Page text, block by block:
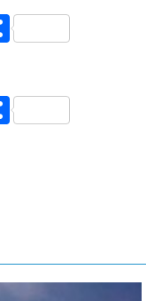
S
e
S